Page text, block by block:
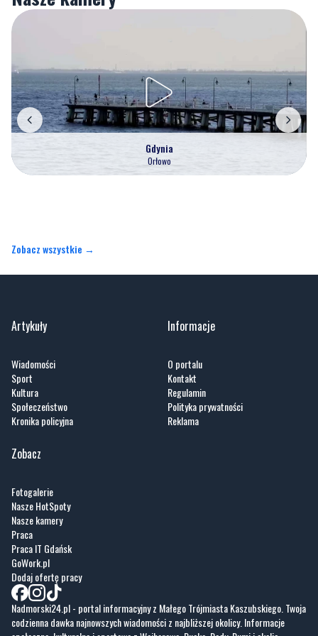
Gdynia
Orłowo
Zobacz wszystkie →
Artykuły
Wiadomości
Sport
Kultura
Społeczeństwo
Kronika policyjna
Informacje
O portalu
Kontakt
Regulamin
Polityka prywatności
Reklama
Zobacz
Fotogalerie
Nasze HotSpoty
Nasze kamery
Praca
Praca IT Gdańsk
GoWork.pl
Dodaj ofertę pracy
Nadmorski24.pl - portal informacyjny z Małego Trójmiasta Kaszubskiego. Twoja
codzienna dawka najnowszych wiadomości z najbliższej okolicy. Informacje